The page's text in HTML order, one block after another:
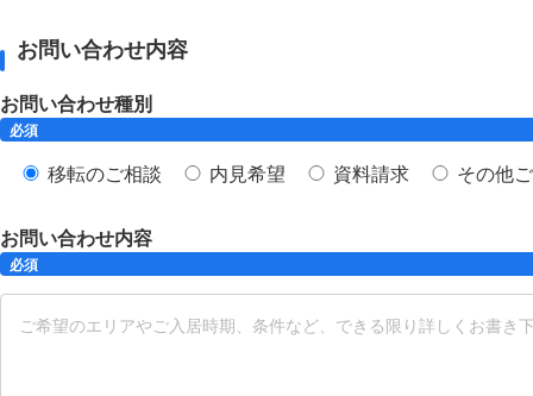
お問い合わせ内容
お問い合わせ種別
必須
移転のご相談 内見希望 資料請求 その他
お問い合わせ内容
必須